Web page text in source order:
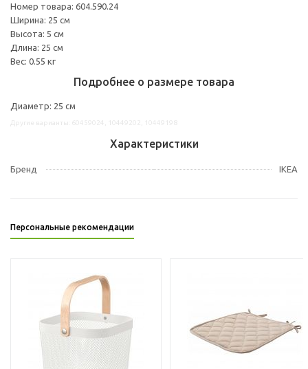
Номер товара: 604.590.24
Ширина: 25 см
Высота: 5 см
Длина: 25 см
Вес: 0.55 кг
Подробнее о размере товара
Диаметр: 25 см
Характеристики
Бренд IKEA
Персональные рекомендации